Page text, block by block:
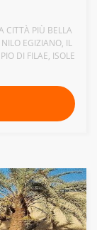
CITTÀ PIÙ BELLA
EGIZIANO, IL
DI FILAE, ISOLE